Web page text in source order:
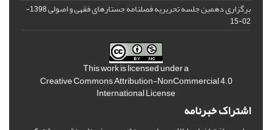
برگزاری دهمین جلسه تحریریه فصلنامه جستارهای فقهی و اصولی
1398-
02-15
This work is licensed under a
Creative Commons Attribution-NonCommercial 4.0
International License
اشتراک خبرنامه